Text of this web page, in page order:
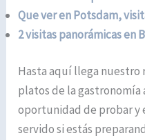
Que ver en Potsdam,
2 visitas panorámicas en
Hasta aquí llega nuestro
platos de la
oportunidad de probar y
servido si estás